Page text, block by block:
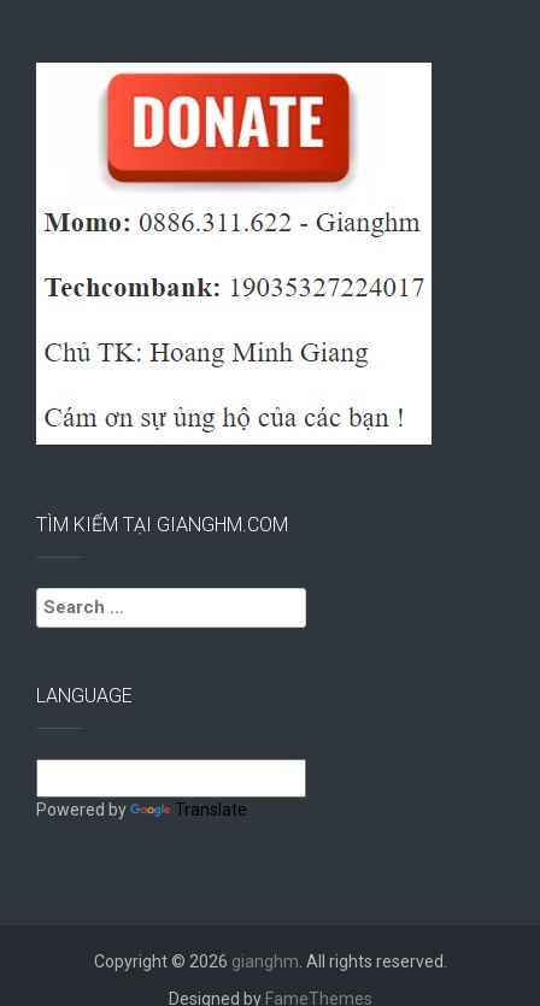
TÌM KIẾM TẠI GIANGHM.COM
Search
for:
LANGUAGE
Powered by Translate
Copyright © 2026 gianghm . All rights reserved.
Designed by FameThemes